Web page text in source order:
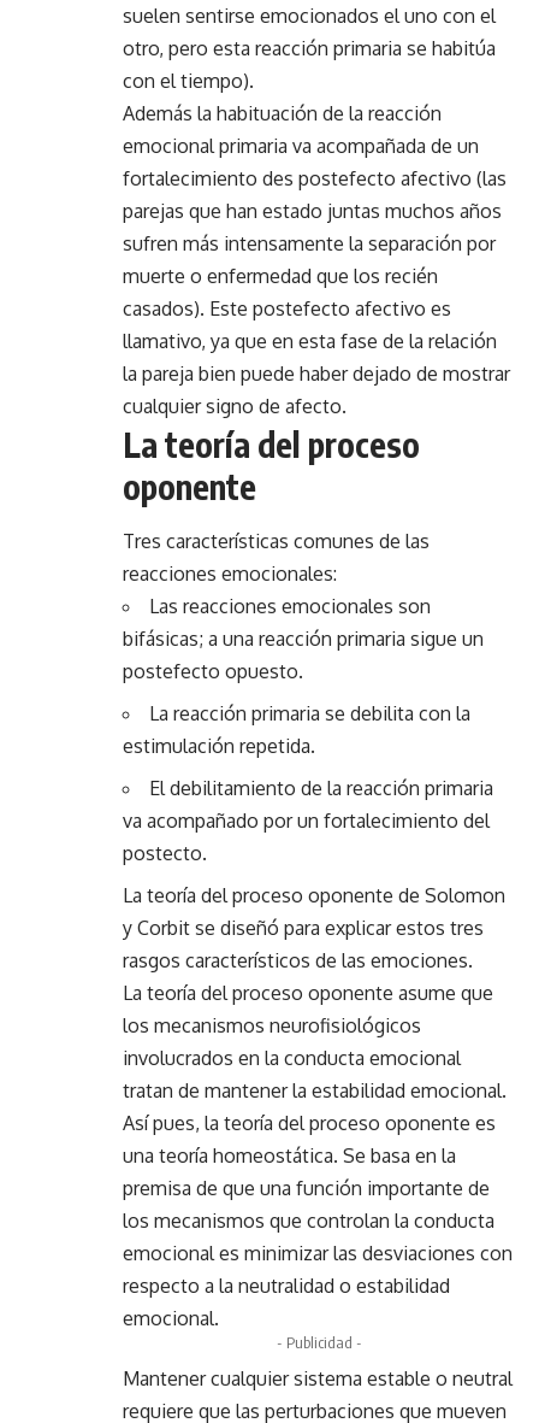
suelen sentirse emocionados el uno con el
otro, pero esta reacción primaria se habitúa
con el tiempo).
Además la habituación de la reacción
emocional primaria va acompañada de un
fortalecimiento des postefecto afectivo (las
parejas que han estado juntas muchos años
sufren más intensamente la separación por
muerte o enfermedad que los recién
casados). Este postefecto afectivo es
llamativo, ya que en esta fase de la relación
la pareja bien puede haber dejado de mostrar
cualquier signo de afecto.
La teoría del proceso
oponente
Tres características comunes de las
reacciones emocionales:
Las reacciones emocionales son
bifásicas; a una reacción primaria sigue un
postefecto opuesto.
La reacción primaria se debilita con la
estimulación repetida.
El debilitamiento de la reacción primaria
va acompañado por un fortalecimiento del
postecto.
La teoría del proceso oponente de Solomon
y Corbit se diseñó para explicar estos tres
rasgos característicos de las emociones.
La teoría del proceso oponente asume que
los mecanismos neurofisiológicos
involucrados en la conducta emocional
tratan de mantener la estabilidad emocional.
Así pues, la teoría del proceso oponente es
una teoría homeostática. Se basa en la
premisa de que una función importante de
los mecanismos que controlan la conducta
emocional es minimizar las desviaciones con
respecto a la neutralidad o estabilidad
emocional.
- Publicidad -
Mantener cualquier sistema estable o neutral
requiere que las perturbaciones que mueven